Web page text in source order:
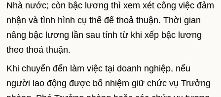
Nhà nước; còn bậc lương thì xem xét công việc đảm
nhận và tình hình cụ thể để thoả thuận. Thời gian
nâng bậc lương lần sau tính từ khi xếp bậc lương
theo thoả thuận.
Khi chuyển đến làm việc tại doanh nghiệp, nếu
người lao động được bổ nhiệm giữ chức vụ Trưởng